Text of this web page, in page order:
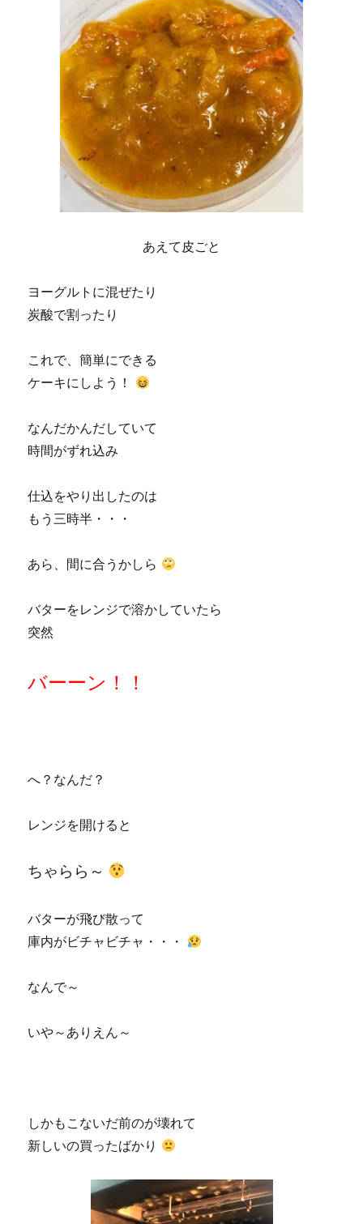
あえて皮ごと
ヨーグルトに混ぜたり
炭酸で割ったり
これで、簡単にできる
ケーキにしよう！
なんだかんだしていて
時間がずれ込み
仕込をやり出したのは
もう三時半・・・
あら、間に合うかしら
バターをレンジで溶かしていたら
突然
バーーン！！
へ？なんだ？
レンジを開けると
ちゃらら～
バターが飛び散って
庫内がビチャビチャ・・・
なんで～
いや～ありえん～
しかもこないだ前のが壊れて
新しいの買ったばかり